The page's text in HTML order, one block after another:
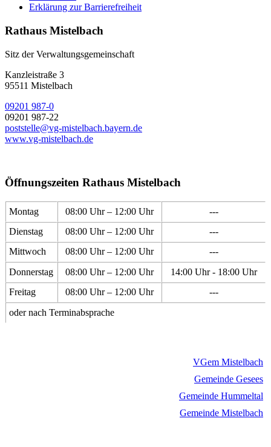
Erklärung zur Barrierefreiheit
Rathaus Mistelbach
Sitz der Verwaltungsgemeinschaft
Kanzleistraße 3
95511 Mistelbach
09201 987-0
09201 987-22
poststelle@vg-mistelbach.bayern.de
www.vg-mistelbach.de
Öffnungszeiten Rathaus Mistelbach
Montag 08:00 Uhr – 12:00 Uhr
---
Dienstag
08:00 Uhr – 12:00 Uhr
---
Mittwoch
08:00 Uhr – 12:00 Uhr
---
Donnerstag
08:00 Uhr – 12:00 Uhr
14:00 Uhr - 18:00 Uhr
Freitag
08:00 Uhr – 12:00 Uhr
---
oder nach Terminabsprache
VGem Mistelbach
Gemeinde Gesees
Gemeinde Hummeltal
Gemeinde Mistelbach